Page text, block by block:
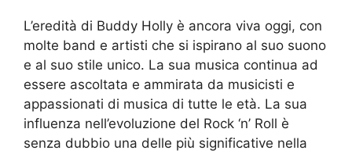
L’eredità di Buddy Holly è ancora viva oggi, con
molte band e artisti che si ispirano al suo suono
e al suo stile unico. La sua musica continua ad
essere ascoltata e ammirata da musicisti e
appassionati di musica di tutte le età. La sua
influenza nell’evoluzione del Rock ‘n’ Roll è
senza dubbio una delle più significative nella